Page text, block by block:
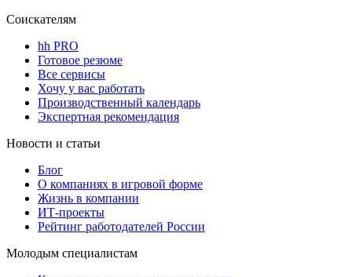
Соискателям
hh PRO
Готовое резюме
Все сервисы
Хочу у вас работать
Производственный календарь
Экспертная рекомендация
Новости и статьи
Блог
О компаниях в игровой форме
Жизнь в компании
ИТ-проекты
Рейтинг работодателей России
Молодым специалистам